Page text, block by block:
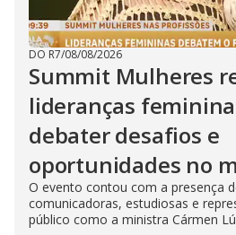
DO R7/08/08/2026
Summit Mulheres
lideranças
debater desafios e
oportunidades no
O evento contou com a presença
comunicadoras, estudiosas e
público como a ministra Cármen